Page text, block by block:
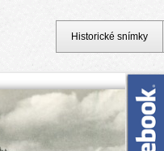
Historické snímky